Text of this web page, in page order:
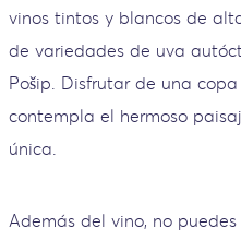
vinos tintos y blancos de
de variedades de uva
Pošip. Disfrutar de una
contempla el hermoso
única.
Además del vino, no